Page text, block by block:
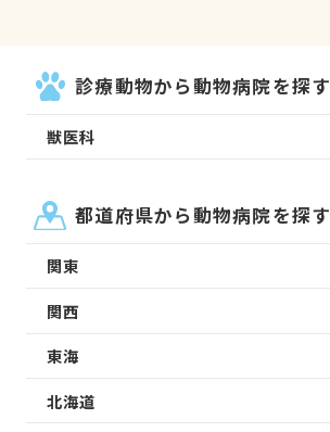
診療動物から動物病院を探す
獣医科
都道府県から動物病院を探す
関東
関西
東海
北海道